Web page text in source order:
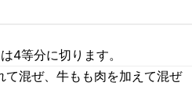
4等分に切ります。
混ぜ、牛もも肉を加えて混ぜ